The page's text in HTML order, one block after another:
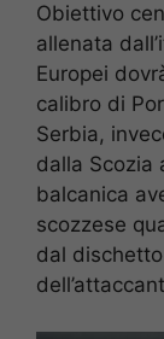
Obiettivo
allenata
Europei
calibro di
Serbia,
dalla Scozia
balcanica
scozzese
dal